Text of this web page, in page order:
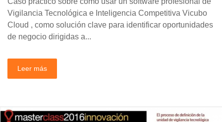
Vigilancia Tecnológica e Inteligencia Competitiva Vicubo
Cloud , como solución clave para identificar oportunidades
de negocio dirigidas a...
Leer más